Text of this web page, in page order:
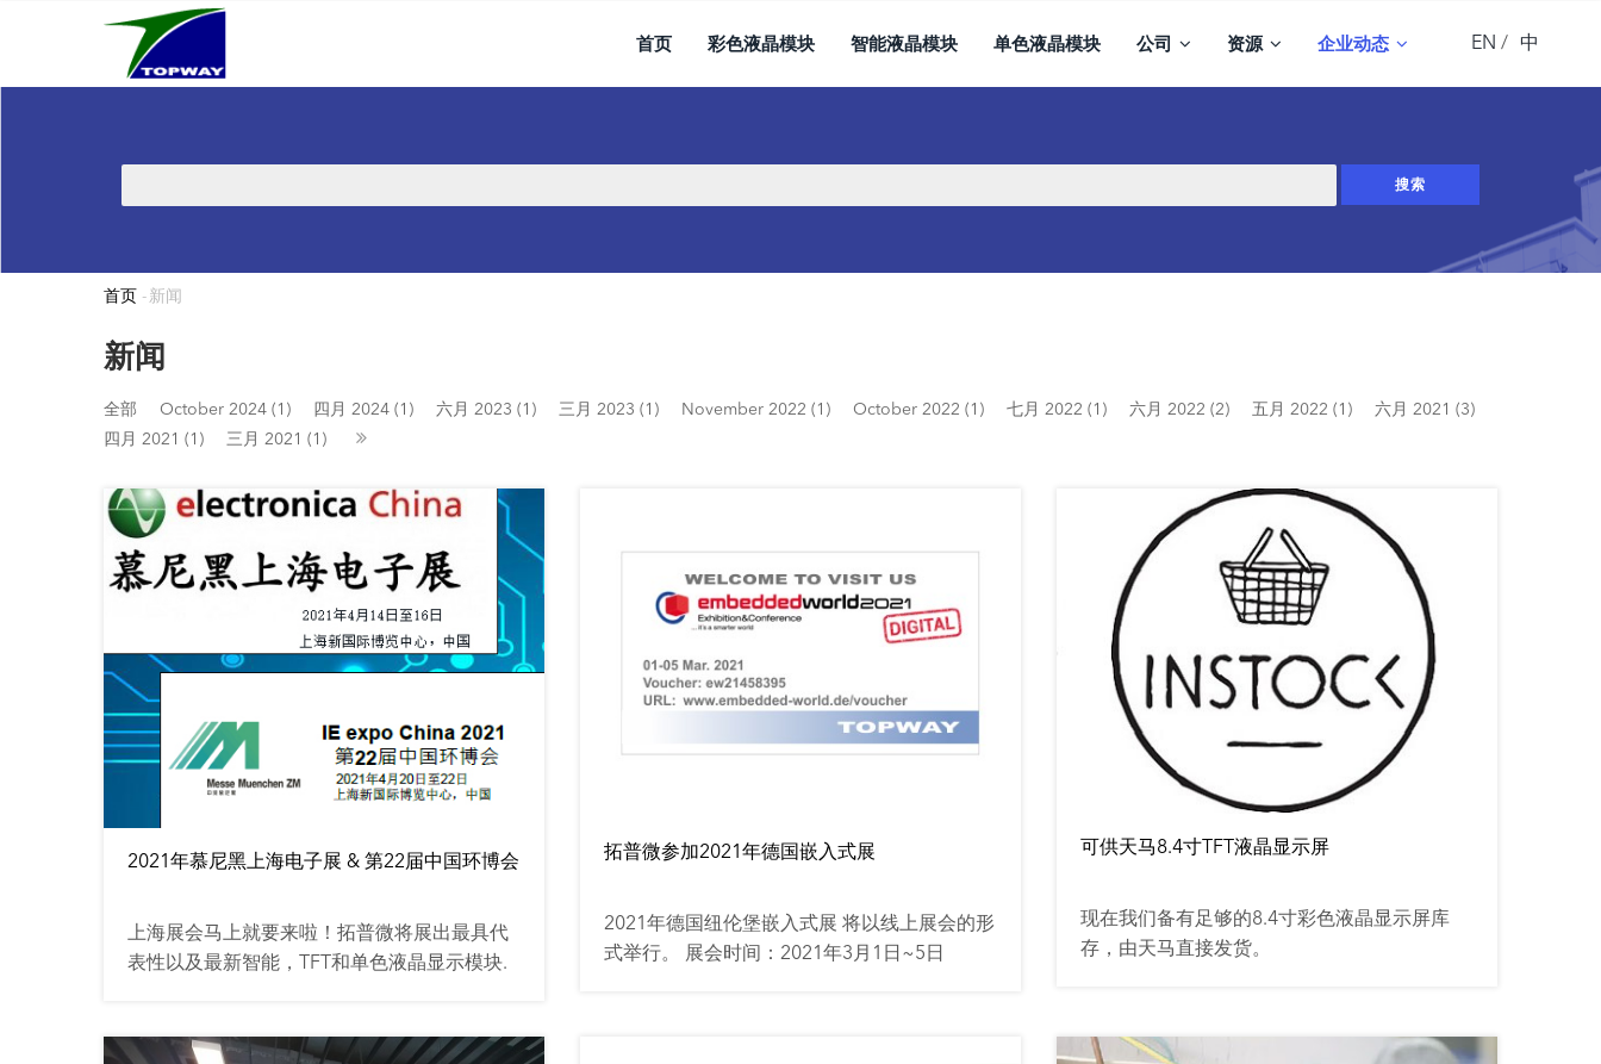
首页 彩色液晶模块 智能液晶模块 单色液晶模块 公司 资源 企业动态 EN 中
索
面
包
屑
首页 - 新闻
新闻
全部 October 2024 (1) 四月 2024 (1) 六月 2023 (1) 三月 2023 (1) November 2022 (1) October 2022 (1) 七月 2022 (1) 六月 2022 (2) 五月 2022 (1)
六月 2021 (3)
四月 2021 (1)
三月 2021 (1)
2021年慕尼黑上海电子展 & 第22届中国环博会
上海展会马上就要来啦！拓普微将展出最具代
表性以及最新智能，TFT和单色液晶显示模块.
拓普微参加2021年德国嵌入式展
2021年德国纽伦堡嵌入式展 将以线上展会的形
式举行。 展会时间：2021年3月1日~5日
可供天马8.4寸TFT液晶显示屏
现在我们备有足够的8.4寸彩色液晶显示屏库
存，由天马直接发货。